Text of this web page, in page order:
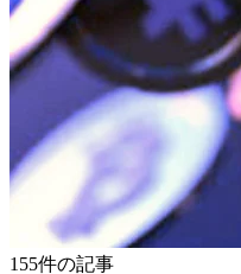
155件の記事